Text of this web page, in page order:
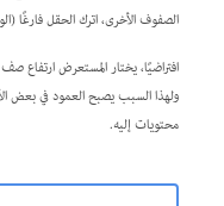
الصفوف الأخرى، اترك الحقل فارغًا
افتراضيًا، يختار المستعرض
ولهذا السبب يصبح العمود في بعض
محتويات إليه.